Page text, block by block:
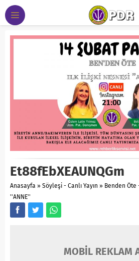
Et88fEbXEAUNQGm
Anasayfa » Söyleşi - Canlı Yayın » Benden
''ANNE''
MOBİL REKLAM